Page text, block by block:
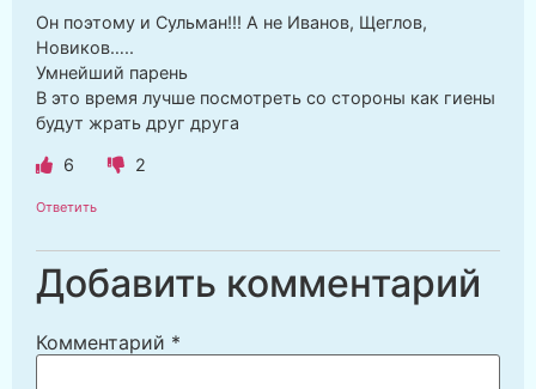
Он поэтому и Сульман!!! А не Иванов, Щеглов,
Новиков…..
Умнейший парень
В это время лучше посмотреть со стороны как гиены
будут жрать друг друга
6 2
Ответить
Добавить комментарий
Комментарий *